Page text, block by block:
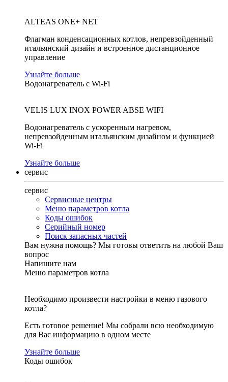
ALTEAS ONE+ NET
Флагман конденсационных котлов, непревзойденный
итальянский дизайн и встроенное дистанционное
управление
Узнайте больше
Водонагреватель с Wi-Fi
VELIS LUX INOX POWER ABSE WIFI
Водонагреватель с ускоренным нагревом,
непревзойденным итальянским дизайном и функцией
Wi-Fi
Узнайте больше
сервис
сервис
Сервисные центры
Меню параметров котла
Коды ошибок
Серийный номер
Поиск запасных частей
Вам нужна помощь? Мы готовы ответить на любой Ваш
вопрос
Напишите нам
Меню параметров котла
Необходимо произвести настройки в меню газового
котла?
Есть готовое решение! Мы собрали всю необходимую
для Вас информацию в одном месте
Узнайте больше
Коды ошибок